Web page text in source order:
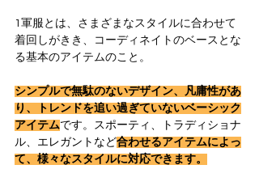
1軍服とは、さまざまなスタイルに合わせて
着回しがきき、コーディネイトのベースとな
る基本のアイテムのこと。
シンプルで無駄のないデザイン、凡庸性があ
り、トレンドを追い過ぎていないベーシック
アイテムです。スポーティ、トラディショナ
ル、エレガントなど合わせるアイテムによっ
て、様々なスタイルに対応できます。